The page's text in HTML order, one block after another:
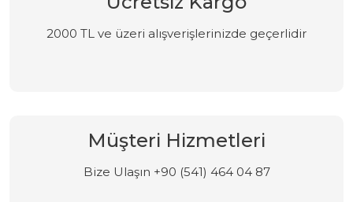
2000 TL ve üzeri alışverişlerinizde geçerlidir
Müşteri Hizmetleri
Bize Ulaşın +90 (541) 464 04 87